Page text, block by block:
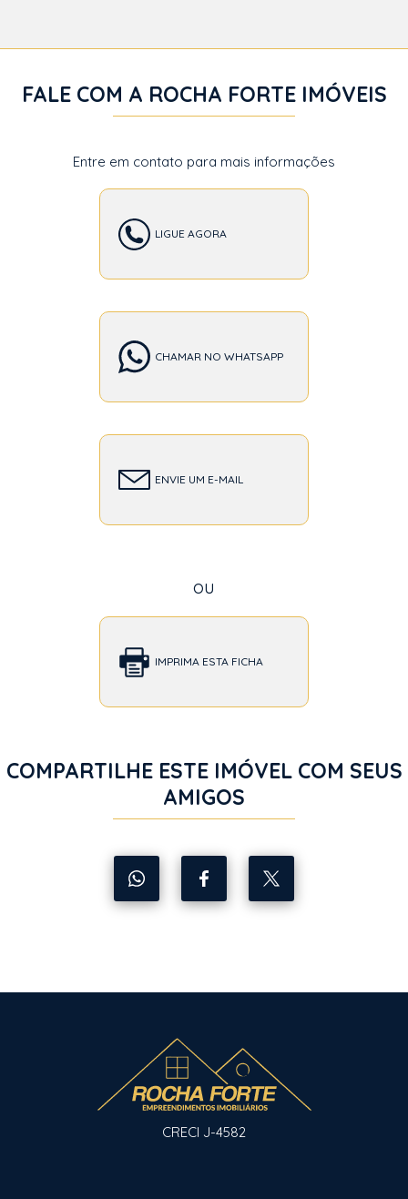
FALE COM A ROCHA FORTE IMÓVEIS
Entre em contato para mais informações
LIGUE AGORA
CHAMAR NO WHATSAPP
ENVIE UM E-MAIL
ou
IMPRIMA ESTA FICHA
COMPARTILHE ESTE IMÓVEL COM SEUS
AMIGOS
CRECI J-4582